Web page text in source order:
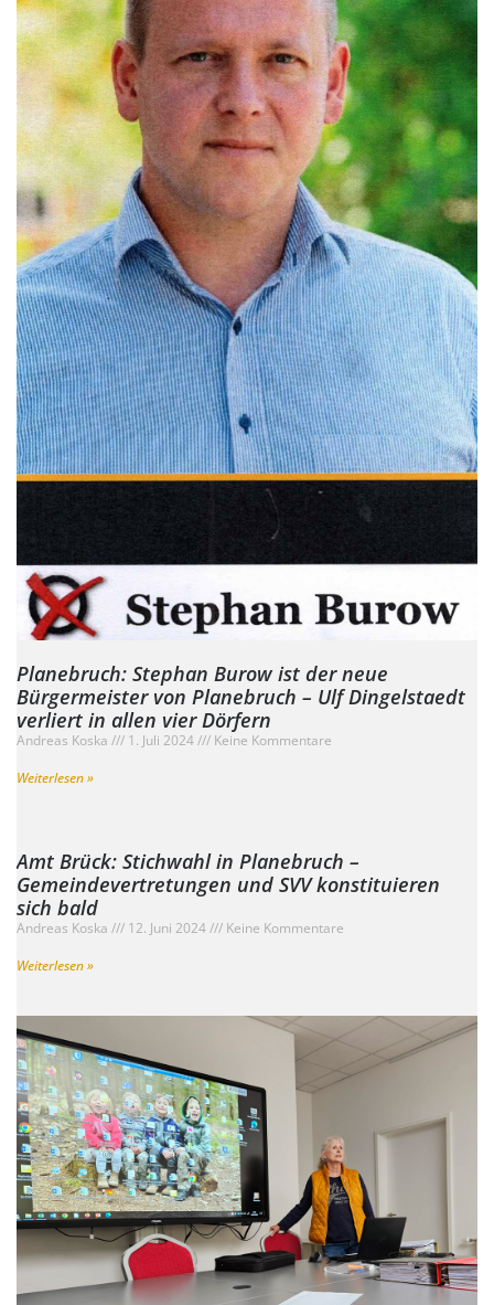
Planebruch: Stephan Burow ist der neue
Bürgermeister von Planebruch – Ulf Dingelstaedt
verliert in allen vier Dörfern
Andreas Koska 1. Juli 2024
Keine Kommentare
Weiterlesen »
Amt Brück: Stichwahl in Planebruch –
Gemeindevertretungen und SVV konstituieren
sich bald
Andreas Koska 12. Juni 2024
Keine Kommentare
Weiterlesen »